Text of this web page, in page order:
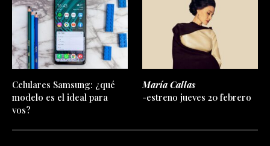
Celulares Samsung: ¿qué
modelo es el ideal para
vos?
María Callas
-estreno jueves 20 febrero